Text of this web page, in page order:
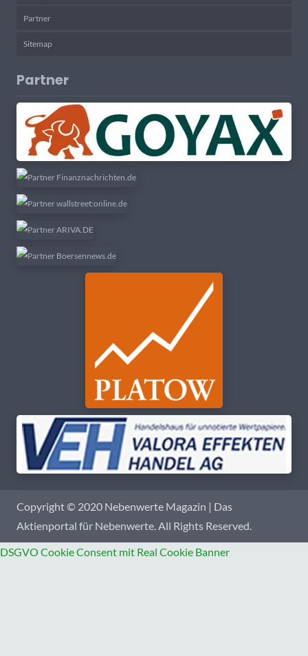
Partner
Sitemap
Partner
Copyright © 2020 Nebenwerte Magazin | Das
Aktienportal für Nebenwerte. All Rights Reserved.
DSGVO Cookie Consent mit Real Cookie Banner